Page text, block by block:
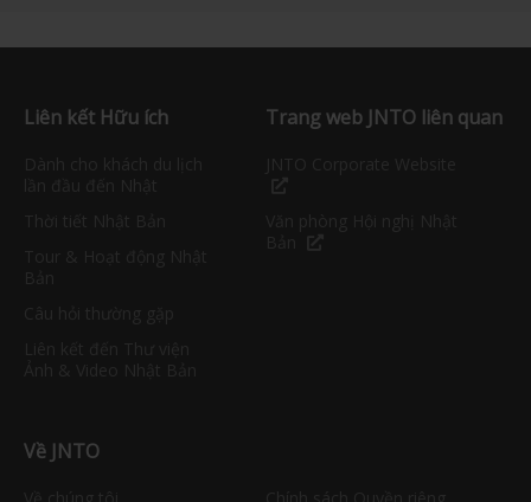
Liên kết Hữu ích Trang web JNTO liên quan
Về JNTO